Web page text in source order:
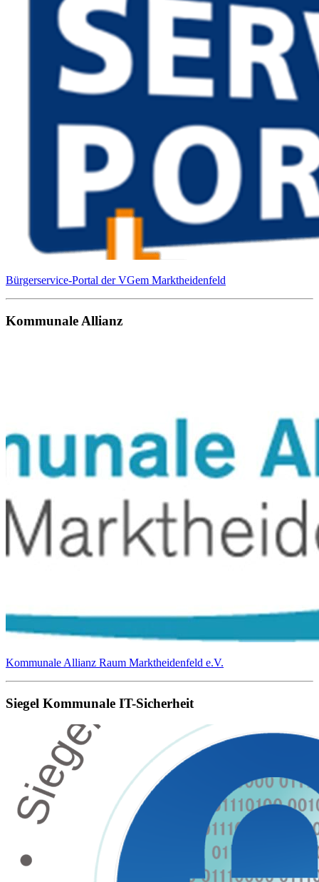
Bürgerservice-Portal der VGem Marktheidenfeld
Kommunale Allianz
Kommunale Allianz Raum Marktheidenfeld e.V.
Siegel Kommunale IT-Sicherheit